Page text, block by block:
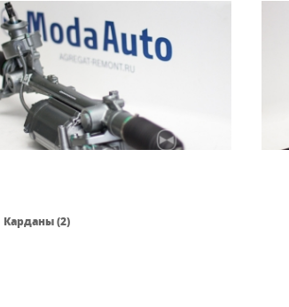
Карданы (2)